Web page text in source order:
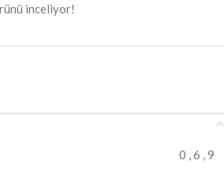
inceliyor!
0 6 9